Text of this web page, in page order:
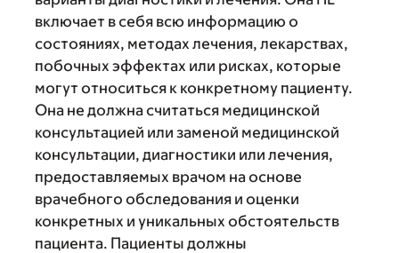
включает в себя всю информацию о
состояниях, методах лечения, лекарствах,
побочных эффектах или рисках, которые
могут относиться к конкретному пациенту.
Она не должна считаться медицинской
консультацией или заменой медицинской
консультации, диагностики или лечения,
предоставляемых врачом на основе
врачебного обследования и оценки
конкретных и уникальных обстоятельств
пациента. Пациенты должны